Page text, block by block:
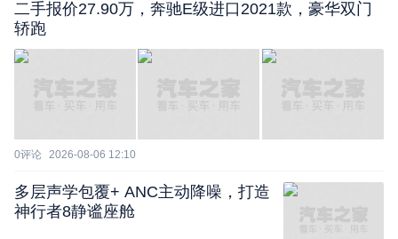
二手报价27.90万，奔驰E级进口2021款，豪华双门
轿跑
0评论 2026-08-06 12:10
多层声学包覆+ ANC主动降噪，打造
神行者8静谧座舱